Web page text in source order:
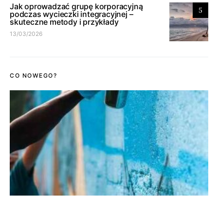
5
Jak oprowadzać grupę korporacyjną
podczas wycieczki integracyjnej –
skuteczne metody i przykłady
13/03/2026
CO NOWEGO?